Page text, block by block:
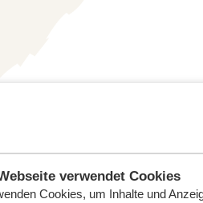
verwendet Cookies
Cookies, um Inhalte und